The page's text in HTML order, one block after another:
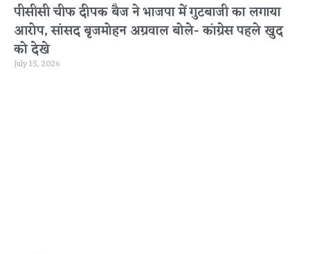
पीसीसी चीफ दीपक बैज ने भाजपा में गुटबाजी का लगाया
आरोप, सांसद बृजमोहन अग्रवाल बोले- कांग्रेस पहले खुद
को देखे
July 15, 2026